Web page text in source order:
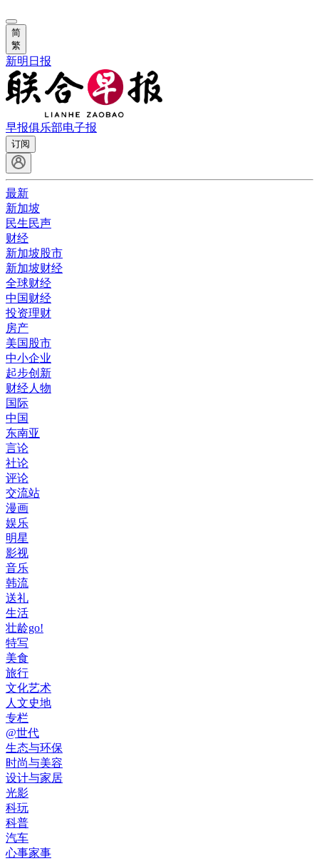
简
繁
新明日报
早报俱乐部电子报
订阅
最新
新加坡
民生民声
财经
新加坡股市
新加坡财经
全球财经
中国财经
投资理财
房产
美国股市
中小企业
起步创新
财经人物
国际
中国
东南亚
言论
社论
评论
交流站
漫画
娱乐
明星
影视
音乐
韩流
送礼
生活
壮龄go!
特写
美食
旅行
文化艺术
人文史地
专栏
@世代
生态与环保
时尚与美容
设计与家居
光影
科玩
科普
汽车
心事家事